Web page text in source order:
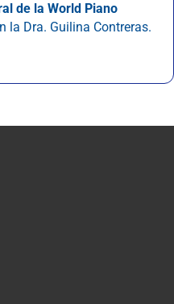
de la World Piano
la Dra. Guilina Contreras.